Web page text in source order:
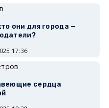
они для города —
17:36
сердца